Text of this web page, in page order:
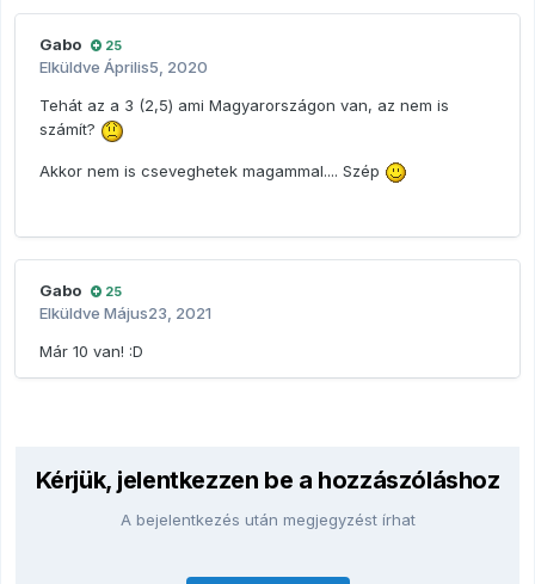
Gabo 25
Elküldve Április5, 2020
Tehát az a 3 (2,5) ami Magyarországon van, az nem is
számít?
Akkor nem is cseveghetek magammal.... Szép
Gabo 25
Elküldve Május23, 2021
Már 10 van! :D
Kérjük, jelentkezzen be a hozzászóláshoz
A bejelentkezés után megjegyzést írhat